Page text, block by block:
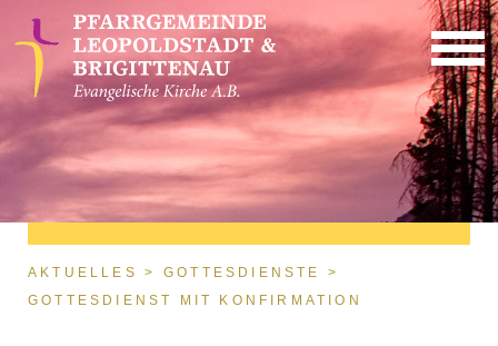
Direkt zum Inhalt
Sie sind hier
AKTUELLES
GOTTESDIENSTE
GOTTESDIENST MIT KONFIRMATION